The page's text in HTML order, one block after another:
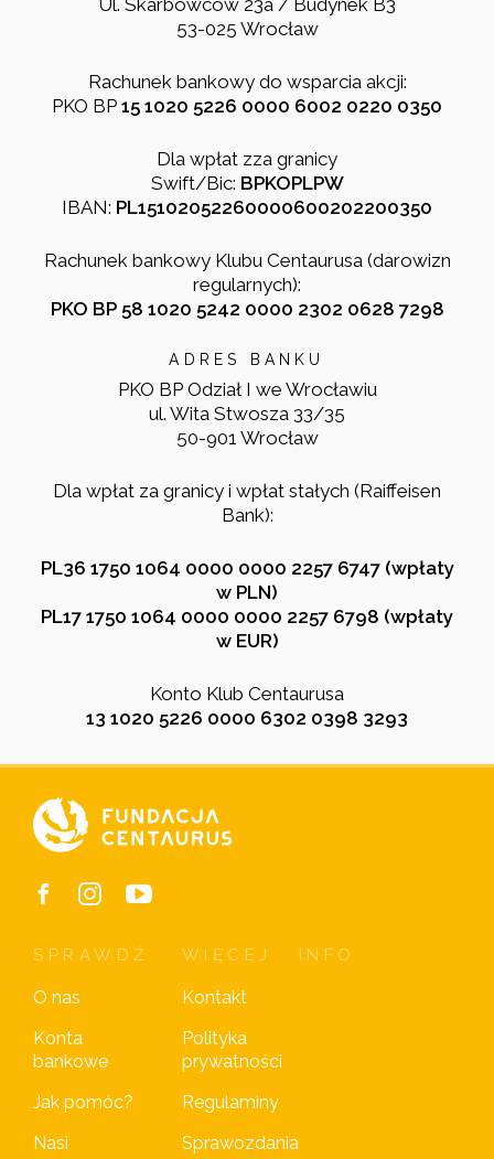
53-025 Wrocław
Rachunek bankowy do wsparcia akcji:
PKO BP 15 1020 5226 0000 6002 0220 0350
Dla wpłat zza granicy
Swift/Bic: BPKOPLPW
IBAN: PL15102052260000600202200350
Rachunek bankowy Klubu Centaurusa (darowizn
regularnych):
PKO BP 58 1020 5242 0000 2302 0628 7298
ADRES BANKU
PKO BP Odział I we Wrocławiu
ul. Wita Stwosza 33/35
50-901 Wrocław
Dla wpłat za granicy i wpłat stałych (Raiffeisen
Bank):
PL36 1750 1064 0000 0000 2257 6747 (wpłaty
w PLN)
PL17 1750 1064 0000 0000 2257 6798 (wpłaty
w EUR)
Konto Klub Centaurusa
13 1020 5226 0000 6302 0398 3293
SPRAWDŹ
O nas
Konta
bankowe
Jak pomóc?
Nasi
WIĘCEJ
Kontakt
Polityka
prywatności
Regulaminy
Sprawozdania
INFO